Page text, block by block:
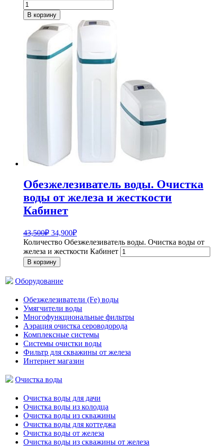
В корзину
Обезжелезиватель воды. Очистка
воды от железа и жесткости
Кабинет
43,500₽ 34,900₽
Количество Обезжелезиватель воды. Очистка воды от
железа и жесткости Кабинет
В корзину
Оборудование
Обезжелезиватели (Fe) воды
Умягчители воды
Многофункциональные фильтры
Аэрация очистка сероводорода
Комплексные системы
Системы очистки воды
Фильтр для скважины от железа
Интернет магазин
Очистка воды
Очистка воды для дачи
Очистка воды из колодца
Очистка воды из скважины
Очистка воды для коттеджа
Очистка воды от железа
Очистка воды из скважины от железа